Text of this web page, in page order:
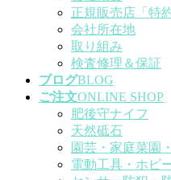
正規販売店「特
会社所在地
取り組み
検査修理＆保証
ブログBLOG
ご注文ONLINE SHOP
肥後守ナイフ
天然砥石
園芸・家庭菜園
電動工具・ホビ